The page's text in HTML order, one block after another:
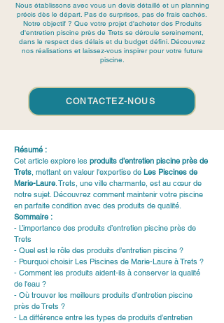
Nous établissons avec vous un devis détaillé et un planning
précis dès le départ. Pas de surprises, pas de frais cachés.
Notre objectif ? Que votre projet d'acheter des Produits
d'entretien piscine près de Trets se déroule sereinement,
dans le respect des délais et du budget défini. Découvrez
nos réalisations et laissez-vous inspirer pour votre future
piscine.
CONTACTEZ-NOUS
Résumé :
Cet article explore les produits d’entretien piscine près de
Trets, mettant en valeur l'expertise de Les Piscines de
Marie-Laure. Trets, une ville charmante, est au cœur de
notre sujet. Découvrez comment maintenir votre piscine
en parfaite condition avec des produits de qualité.
Sommaire :
- L’importance des produits d’entretien piscine près de
Trets
- Quel est le rôle des produits d’entretien piscine ?
- Pourquoi choisir Les Piscines de Marie-Laure à Trets ?
- Comment les produits aident-ils à conserver la qualité
de l'eau ?
- Où trouver les meilleurs produits d’entretien piscine
près de Trets ?
- La différence entre les types de produits d’entretien